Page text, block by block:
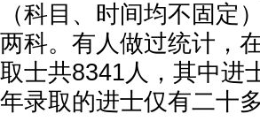
（科目、时间均不固定
两科。有人做过统计，
取士共8341人，其中进
年录取的进士仅有二十多